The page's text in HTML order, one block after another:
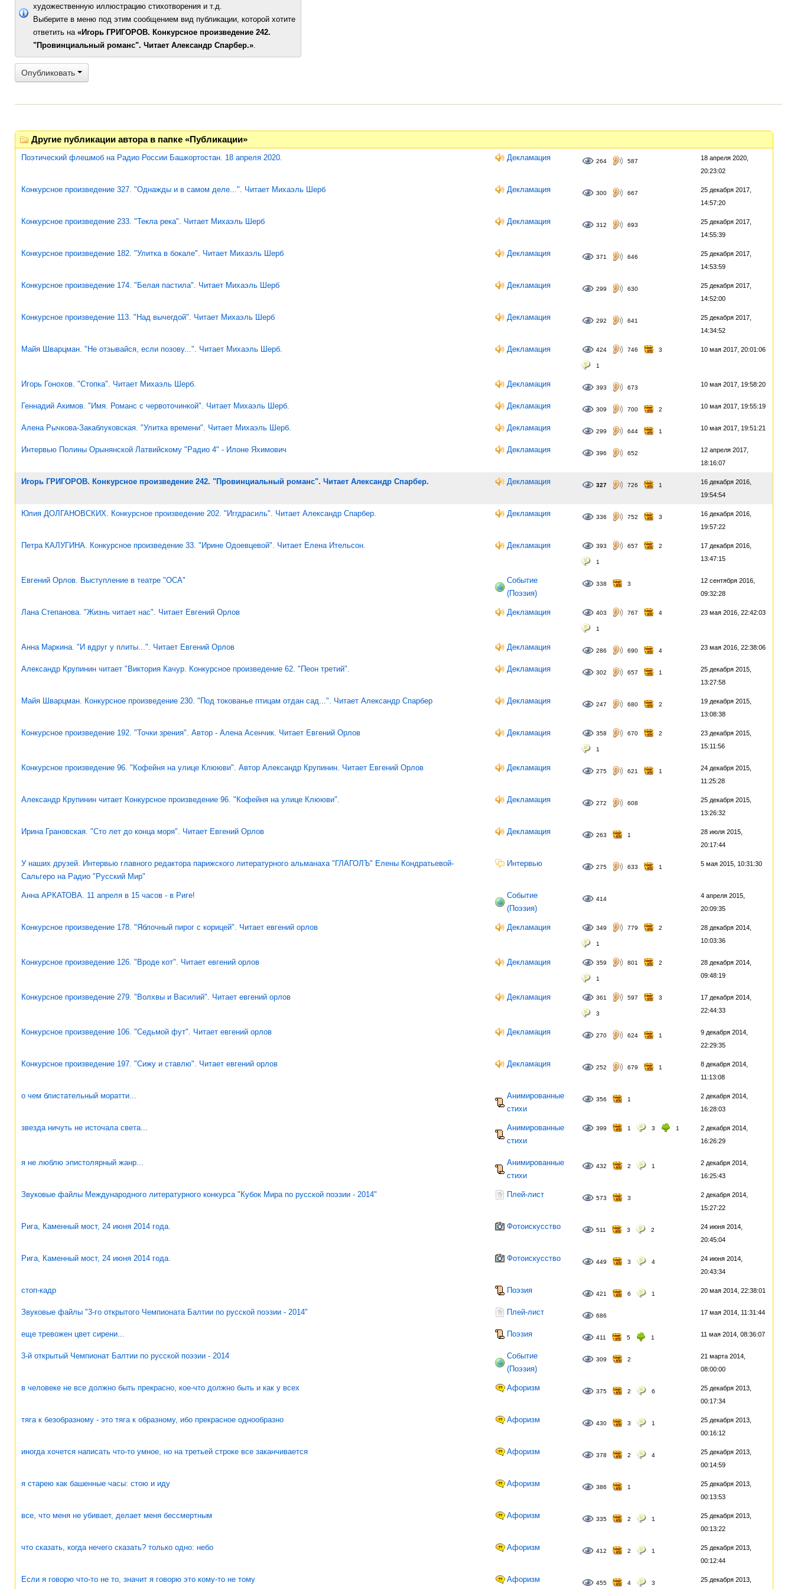
художественную иллюстрацию стихотворения и т.д.
Выберите в меню под этим сообщением вид публикации, которой хотите
ответить на «Игорь ГРИГОРОВ. Конкурсное произведение 242.
"Провинциальный романс". Читает Александр Спарбер.».
Опубликовать
Другие публикации автора в папке «Публикации»
Поэтический флешмоб на Радио России Башкортостан. 18 апреля 2020. Декламация 264 587
18 апреля 2020,
20:23:02
Конкурсное произведение 327. "Однажды и в самом деле...". Читает Михаэль Шерб Декламация 300 667
25 декабря 2017,
14:57:20
Конкурсное произведение 233. "Текла река". Читает Михаэль Шерб Декламация 312 693
25 декабря 2017,
14:55:39
Конкурсное произведение 182. "Улитка в бокале". Читает Михаэль Шерб Декламация 371 646
25 декабря 2017,
14:53:59
Конкурсное произведение 174. "Белая пастила". Читает Михаэль Шерб Декламация 299 630
25 декабря 2017,
14:52:00
Конкурсное произведение 113. "Над вычегдой". Читает Михаэль Шерб Декламация 292 641
25 декабря 2017,
14:34:52
Майя Шварцман. "Не отзывайся, если позову...". Читает Михаэль Шерб. Декламация 424 746 3
1
10 мая 2017, 20:01:06
Игорь Гонохов. "Стопка". Читает Михаэль Шерб. Декламация 393 673 10 мая 2017, 19:58:20
Геннадий Акимов. "Имя. Романс с червоточинкой". Читает Михаэль Шерб. Декламация 309 700 2 10 мая 2017, 19:55:19
Алена Рычкова-Закаблуковская. "Улитка времени". Читает Михаэль Шерб. Декламация 299 644 1 10 мая 2017, 19:51:21
Интервью Полины Орынянской Латвийскому "Радио 4" - Илоне Яхимович Декламация 396 652
12 апреля 2017,
18:16:07
Игорь ГРИГОРОВ. Конкурсное произведение 242. "Провинциальный романс". Читает Александр Спарбер. Декламация 327 726 1
16 декабря 2016,
19:54:54
Юлия ДОЛГАНОВСКИХ. Конкурсное произведение 202. "Иггдрасиль". Читает Александр Спарбер. Декламация 336 752 3
16 декабря 2016,
19:57:22
Петра КАЛУГИНА. Конкурсное произведение 33. "Ирине Одоевцевой". Читает Елена Ительсон. Декламация 393 657 2
1
17 декабря 2016,
13:47:15
Евгений Орлов. Выступление в театре "ОСА"
Событие
(Поэзия)
338 3
12 сентября 2016,
09:32:28
Лана Степанова. "Жизнь читает нас". Читает Евгений Орлов Декламация 403 767 4
1
23 мая 2016, 22:42:03
Анна Маркина. "И вдруг у плиты...". Читает Евгений Орлов Декламация 286 690 4 23 мая 2016, 22:38:06
Александр Крупинин читает "Виктория Качур. Конкурсное произведение 62. "Пеон третий". Декламация 302 657 1
25 декабря 2015,
13:27:58
Майя Шварцман. Конкурсное произведение 230. "Под токованье птицам отдан сад...". Читает Александр Спарбер Декламация 247 680 2
19 декабря 2015,
13:08:38
Конкурсное произведение 192. "Точки зрения". Автор - Алена Асенчик. Читает Евгений Орлов Декламация 358 670 2
1
23 декабря 2015,
15:11:56
Конкурсное произведение 96. "Кофейня на улице Клююви". Автор Александр Крупинин. Читает Евгений Орлов Декламация 275 621 1
24 декабря 2015,
11:25:28
Александр Крупинин читает Конкурсное произведение 96. "Кофейня на улице Клююви". Декламация 272 608
25 декабря 2015,
13:26:32
Ирина Грановская. "Сто лет до конца моря". Читает Евгений Орлов Декламация 263 1
28 июля 2015,
20:17:44
У наших друзей. Интервью главного редактора парижского литературного альманаха "ГЛАГОЛЪ" Елены Кондратьевой-
Сальгеро на Радио "Русский Мир"
Интервью 275 633 1 5 мая 2015, 10:31:30
Анна АРКАТОВА. 11 апреля в 15 часов - в Риге!
Событие
(Поэзия)
414
4 апреля 2015,
20:09:35
Конкурсное произведение 178. "Яблочный пирог с корицей". Читает евгений орлов Декламация 349 779 2
1
28 декабря 2014,
10:03:36
Конкурсное произведение 126. "Вроде кот". Читает евгений орлов Декламация 359 801 2
1
28 декабря 2014,
09:48:19
Конкурсное произведение 279. "Волхвы и Василий". Читает евгений орлов Декламация 361 597 3
3
17 декабря 2014,
22:44:33
Конкурсное произведение 106. "Седьмой фут". Читает евгений орлов Декламация 270 624 1
9 декабря 2014,
22:29:35
Конкурсное произведение 197. "Сижу и ставлю". Читает евгений орлов Декламация 252 679 1
8 декабря 2014,
11:13:08
о чем блистательный моратти...
Анимированные
стихи
356 1
2 декабря 2014,
16:28:03
звезда ничуть не источала света...
Анимированные
стихи
399 1 3 1
2 декабря 2014,
16:26:29
я не люблю эпистолярный жанр...
Анимированные
стихи
432 2 1
2 декабря 2014,
16:25:43
Звуковые файлы Международного литературного конкурса "Кубок Мира по русской поэзии - 2014" Плей-лист 573 3
2 декабря 2014,
15:27:22
Рига, Каменный мост, 24 июня 2014 года. Фотоискусство 511 3 2
24 июня 2014,
20:45:04
Рига, Каменный мост, 24 июня 2014 года. Фотоискусство 449 3 4
24 июня 2014,
20:43:34
стоп-кадр Поэзия 421 6 1 20 мая 2014, 22:38:01
Звуковые файлы "3-го открытого Чемпионата Балтии по русской поэзии - 2014" Плей-лист 686 17 мая 2014, 11:31:44
еще тревожен цвет сирени... Поэзия 411 5 1 11 мая 2014, 08:36:07
3-й открытый Чемпионат Балтии по русской поэзии - 2014
Событие
(Поэзия)
309 2
21 марта 2014,
08:00:00
в человеке не все должно быть прекрасно, кое-что должно быть и как у всех Афоризм 375 2 6
25 декабря 2013,
00:17:34
тяга к безобразному - это тяга к образному, ибо прекрасное однообразно Афоризм 430 3 1
25 декабря 2013,
00:16:12
иногда хочется написать что-то умное, но на третьей строке все заканчивается Афоризм 378 2 4
25 декабря 2013,
00:14:59
я старею как башенные часы: стою и иду Афоризм 386 1
25 декабря 2013,
00:13:53
все, что меня не убивает, делает меня бессмертным Афоризм 335 2 1
25 декабря 2013,
00:13:22
что сказать, когда нечего сказать? только одно: небо Афоризм 412 2 1
25 декабря 2013,
00:12:44
Если я говорю что-то не то, значит я говорю это кому-то не тому Афоризм 455 4 3
25 декабря 2013,